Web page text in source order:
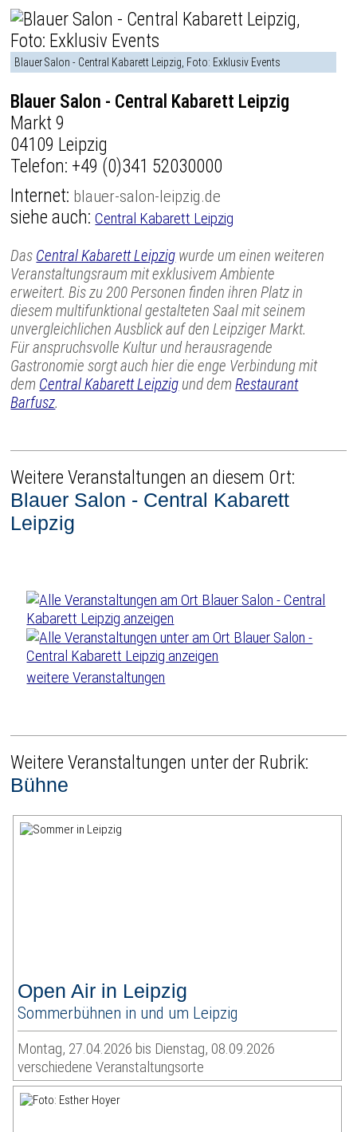
Blauer Salon - Central Kabarett Leipzig, Foto: Exklusiv Events
Blauer Salon - Central Kabarett Leipzig
Markt 9
04109 Leipzig
Telefon: +49 (0)341 52030000
Internet: blauer-salon-leipzig.de
siehe auch:Central Kabarett Leipzig
Das Central Kabarett Leipzig wurde um einen weiteren
Veranstaltungsraum mit exklusivem Ambiente
erweitert. Bis zu 200 Personen finden ihren Platz in
diesem multifunktional gestalteten Saal mit seinem
unvergleichlichen Ausblick auf den Leipziger Markt.
Für anspruchsvolle Kultur und herausragende
Gastronomie sorgt auch hier die enge Verbindung mit
dem Central Kabarett Leipzig und demRestaurant
Barfusz.
Weitere Veranstaltungen an diesem Ort:
Blauer Salon - Central Kabarett
Leipzig
weitere Veranstaltungen
Weitere Veranstaltungen unter der Rubrik:
Bühne
Open Air in Leipzig
Sommerbühnen in und um Leipzig
Montag, 27.04.2026 bis Dienstag, 08.09.2026
verschiedene Veranstaltungsorte